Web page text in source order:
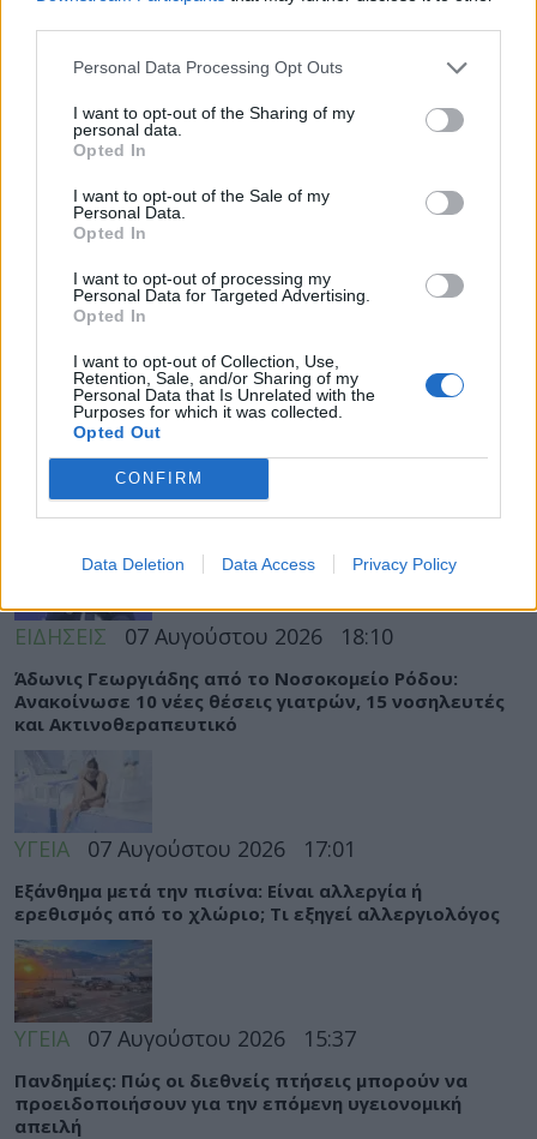
Personal Data Processing Opt Outs
I want to opt-out of the Sharing of my
personal data.
Opted In
I want to opt-out of the Sale of my
Personal Data.
Opted In
I want to opt-out of processing my
Personal Data for Targeted Advertising.
Opted In
I want to opt-out of Collection, Use,
Retention, Sale, and/or Sharing of my
Personal Data that Is Unrelated with the
Purposes for which it was collected.
Opted Out
CONFIRM
Data Deletion Data Access Privacy Policy
ΡΟΗ ΕΙΔΗΣΕΩΝ
ΕΙΔΗΣΕΙΣ 07 Αυγούστου 2026 18:10
Άδωνις Γεωργιάδης από το Νοσοκομείο Ρόδου:
Ανακοίνωσε 10 νέες θέσεις γιατρών, 15 νοσηλευτές
και Ακτινοθεραπευτικό
ΥΓΕΙΑ 07 Αυγούστου 2026 17:01
Εξάνθημα μετά την πισίνα: Είναι αλλεργία ή
ερεθισμός από το χλώριο; Τι εξηγεί αλλεργιολόγος
ΥΓΕΙΑ 07 Αυγούστου 2026 15:37
Πανδημίες: Πώς οι διεθνείς πτήσεις μπορούν να
προειδοποιήσουν για την επόμενη υγειονομική
απειλή